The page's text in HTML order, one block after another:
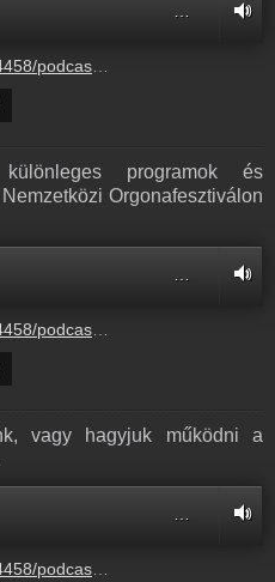
…
4-5%2F57bc5142-fc04-3048-5b78-eb6a8a7cce15.mp3
különleges programok és
Orgonafesztiválon
4-5%2Fce9d388e-283e-faac-c816-697ddf986bde.mp3
vagy hagyjuk működni a
3-29%2F3a503cf7-dffa-cd53-9088-ddae7f6a3cce.mp3